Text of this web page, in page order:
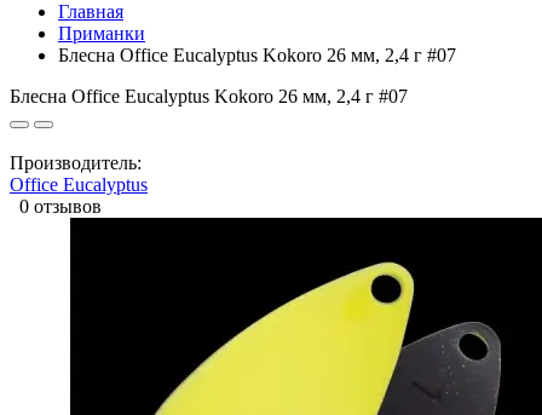
Главная
Приманки
Блесна Office Eucalyptus Kokoro 26 мм, 2,4 г #07
Блесна Office Eucalyptus Kokoro 26 мм, 2,4 г #07
Производитель:
Office Eucalyptus
0 отзывов